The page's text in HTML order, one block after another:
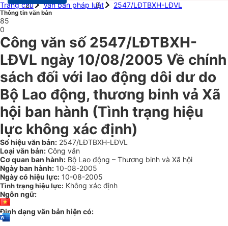
Trang chủ
Văn bản pháp luật 2547/LĐTBXH-LĐVL
Thông tin văn bản
85
0
Công văn số 2547/LĐTBXH-
LĐVL ngày 10/08/2005 Về chính
sách đối với lao động dôi dư do
Bộ Lao động, thương binh vả Xã
hội ban hành (Tình trạng hiệu
lực không xác định)
Số hiệu văn bản: 2547/LĐTBXH-LĐVL
Loại văn bản: Công văn
Cơ quan ban hành: Bộ Lao động – Thương binh và Xã hội
Ngày ban hành: 10-08-2005
Ngày có hiệu lực: 10-08-2005
Tình trạng hiệu lực: Không xác định
Ngôn ngữ:
Định dạng văn bản hiện có: